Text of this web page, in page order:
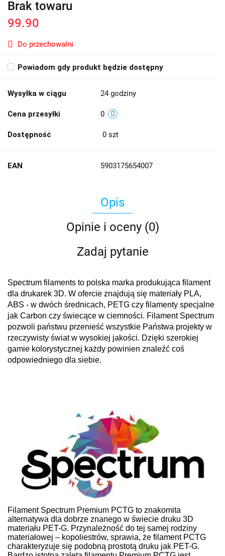
Brak towaru
99.90
Do przechowalni
Powiadom gdy produkt będzie dostępny
Wysyłka w ciągu 24 godziny
Cena przesyłki 0
Dostępność 0 szt
EAN 5903175654007
Opis
Opinie i oceny (0)
Zadaj pytanie
Spectrum filaments to polska marka produkująca filament
dla drukarek 3D. W ofercie znajdują się materiały PLA,
ABS - w dwóch średnicach, PETG czy filamenty specjalne
jak Carbon czy świecące w ciemności. Filament Spectrum
pozwoli państwu przenieść wszystkie Państwa projekty w
rzeczywisty świat w wysokiej jakości. Dzięki szerokiej
gamie kolorystycznej każdy powinien znaleźć coś
odpowiedniego dla siebie.
Filament Spectrum Premium PCTG to znakomita
alternatywa dla dobrze znanego w świecie druku 3D
materiału PET-G. Przynależność do tej samej rodziny
materiałowej – kopoliestrów, sprawia, że filament PCTG
charakteryzuje się podobną prostotą druku jak PET-G.